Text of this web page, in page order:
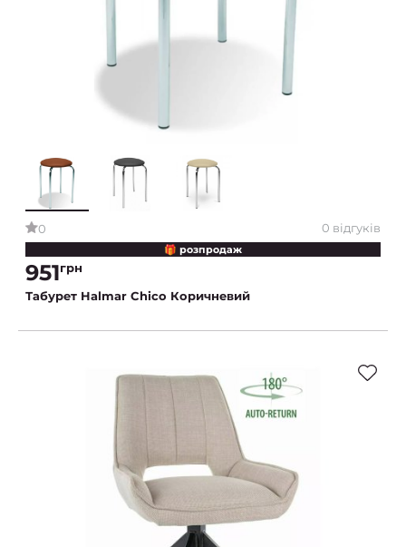
0 0 відгуків
🎁 розпродаж
951грн
Табурет Halmar Chico Коричневий